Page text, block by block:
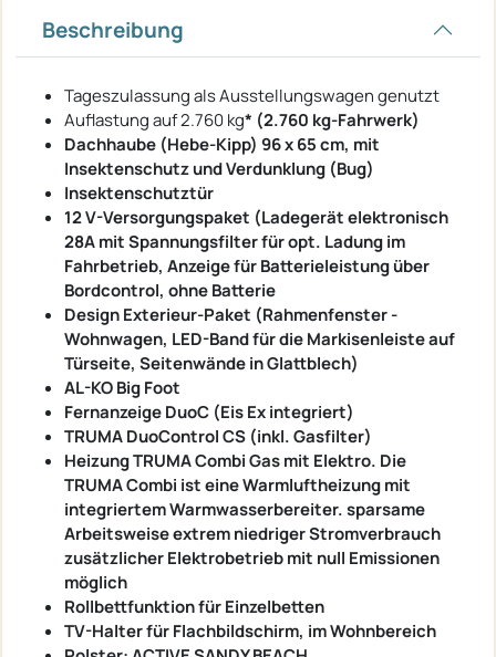
Beschreibung
Tageszulassung als Ausstellungswagen genutzt
Auflastung auf 2.760 kg* (2.760 kg-Fahrwerk)
Dachhaube (Hebe-Kipp) 96 x 65 cm, mit
Insektenschutz und Verdunklung (Bug)
Insektenschutztür
12 V-Versorgungspaket (Ladegerät elektronisch
28A mit Spannungsfilter für opt. Ladung im
Fahrbetrieb, Anzeige für Batterieleistung über
Bordcontrol, ohne Batterie
Design Exterieur-Paket (Rahmenfenster -
Wohnwagen, LED-Band für die Markisenleiste auf
Türseite, Seitenwände in Glattblech)
AL-KO Big Foot
Fernanzeige DuoC (Eis Ex integriert)
TRUMA DuoControl CS (inkl. Gasfilter)
Heizung TRUMA Combi Gas mit Elektro. Die
TRUMA Combi ist eine Warmluftheizung mit
integriertem Warmwasserbereiter. sparsame
Arbeitsweise extrem niedriger Stromverbrauch
zusätzlicher Elektrobetrieb mit null Emissionen
möglich
Rollbettfunktion für Einzelbetten
TV-Halter für Flachbildschirm, im Wohnbereich